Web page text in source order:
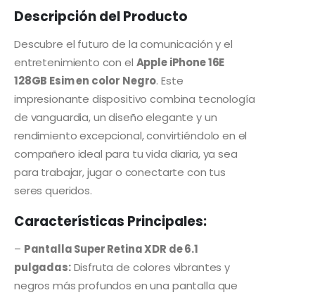
Descripción del Producto
Descubre el futuro de la comunicación y el
entretenimiento con el Apple iPhone 16E
128GB Esim en color Negro. Este
impresionante dispositivo combina tecnología
de vanguardia, un diseño elegante y un
rendimiento excepcional, convirtiéndolo en el
compañero ideal para tu vida diaria, ya sea
para trabajar, jugar o conectarte con tus
seres queridos.
Características Principales:
– Pantalla Super Retina XDR de 6.1
pulgadas:Disfruta de colores vibrantes y
negros más profundos en una pantalla que